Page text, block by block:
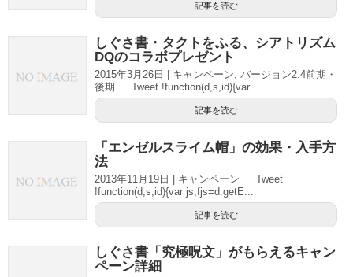
記事を読む
しぐさ書・タクトをふる、シアトリズム
DQのコラボプレゼント
2015年3月26日 | キャンペーン, バージョン2.4前期・
後期 Tweet !function(d,s,id){var...
記事を読む
「エンゼルスライム帽」の効果・入手方
法
2013年11月19日 | キャンペーン Tweet
!function(d,s,id){var js,fjs=d.getE...
記事を読む
しぐさ書「究極呪文」がもらえるキャン
ペーン詳細